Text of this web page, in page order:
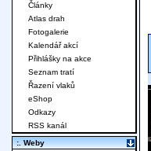
Články
Atlas drah
Fotogalerie
Kalendář akcí
Přihlášky na akce
Seznam tratí
Řazení vlaků
eShop
Odkazy
RSS kanál
:. Weby